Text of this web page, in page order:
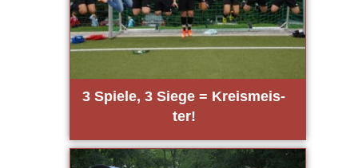
3 Spie­le, 3 Sie­ge = Kreis­meis­
ter!